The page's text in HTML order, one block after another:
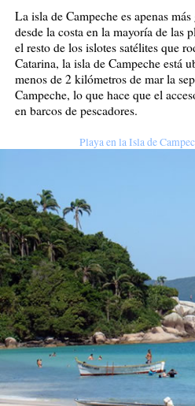
La isla de Campeche es apenas
desde la costa en la mayoría de las
el resto de los islotes satélites que
Catarina, la isla de Campeche está
menos de 2 kilómetros de mar la
Campeche, lo que hace que el
en barcos de pescadores.
Playa en la Isla de